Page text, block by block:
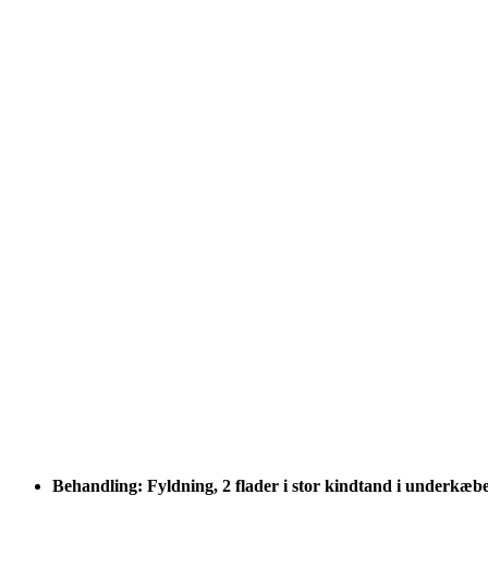
Behandling: Fyldning, 2 flader i stor kindtand i